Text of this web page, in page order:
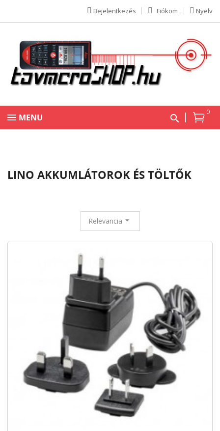
Nyelv
Fiókom
Bejelentkezés
0
MENU
LINO AKKUMLÁTOROK ÉS TÖLTŐK
Relevancia